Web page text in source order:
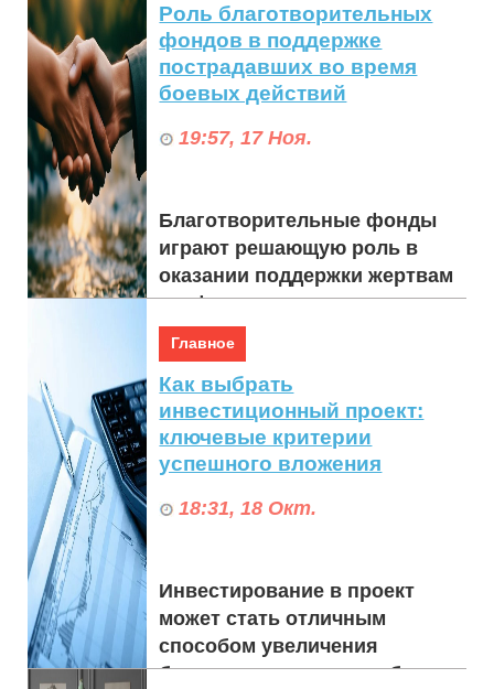
Роль благотворительных
фондов в поддержке
пострадавших во время
боевых действий
19:57, 17 Ноя.
Благотворительные фонды
играют решающую роль в
оказании поддержки жертвам
конфликтов, часто выступая в
качестве первой линии
помощи в районах, гд...
Главное
Как выбрать
инвестиционный проект:
ключевые критерии
успешного вложения
18:31, 18 Окт.
Инвестирование в проект
может стать отличным
способом увеличения
благосостояния, но выбор